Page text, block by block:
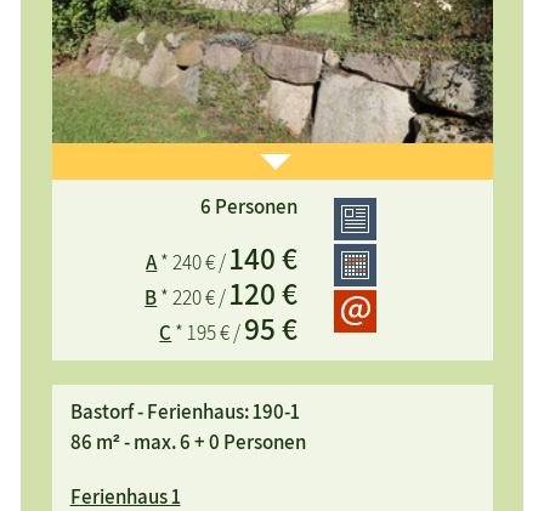
komfortables, im Landhausstil eingerichtetes
Ferienhaus, auf einem idyllischen 3800 m²
Naturgrundstück in ruhiger Lage, viel Platz zum
Spielen und Toben
6 Personen
A* 240 € /140 €
B* 220 € /120 €
C * 195 € /95 €
Bastorf - Ferienhaus: 190-1
86 m² - max. 6 + 0 Personen
Ferienhaus 1